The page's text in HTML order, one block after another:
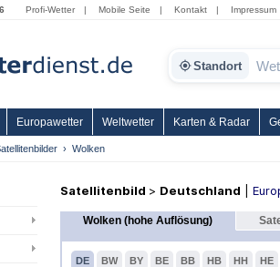
Profi-Wetter | Mobile Seite | Kontakt | Impressum
Standort
Europawetter Weltwetter Karten & Radar
Wolken
Satellitenbild > Deutschland
Wolken (hohe Auflösung)
DE BW BY BE BB HB HH HE